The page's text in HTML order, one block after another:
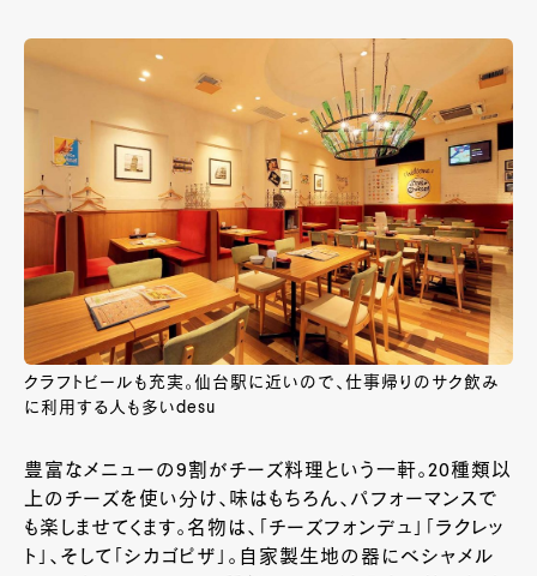
クラフトビールも充実。仙台駅に近いので、仕事帰りのサク飲み
に利用する人も多いdesu
豊富なメニューの9割がチーズ料理という一軒。20種類以
上のチーズを使い分け、味はもちろん、パフォーマンスで
も楽しませてくます。名物は、「チーズフォンデュ」「ラクレッ
ト」、そして「シカゴピザ」。自家製生地の器にベシャメル